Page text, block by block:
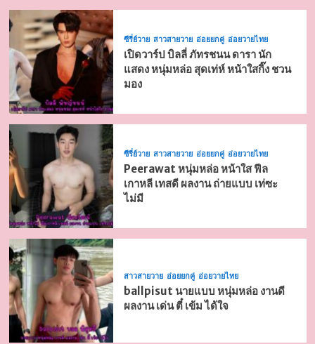
ซีรี่ย์วาย สาวสายวาย อ่อยยกคู่ อ่อยวายไทย
เปิดวาร์ป บิลลี่ ภัทรชนน ดารา นัก
แสดง หนุ่มหล่อ สุดเท่ห์ หน้าใสกิ๊ง ชวน
มอง
ซีรี่ย์วาย สาวสายวาย อ่อยยกคู่ อ่อยวายไทย
Peerawat หนุ่มหล่อ หน้าใส ฟีล
เกาหลี เทสดี ผลงาน ถ่ายแบบ เท่ซะ
ไม่มี
สาวสายวาย อ่อยยกคู่ อ่อยวายไทย
ballpisut นายแบบ หนุ่มหล่อ งานดี
ผลงาน เด่น ตี๋ เข้ม ได้ใจ